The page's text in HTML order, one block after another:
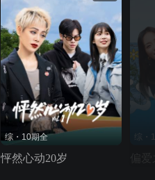
综・10期全
怦然心动20岁
综